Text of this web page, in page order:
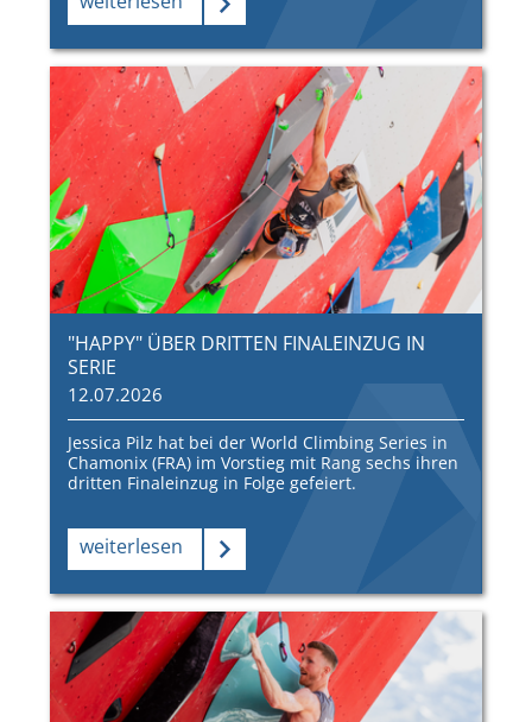
"HAPPY" ÜBER DRITTEN FINALEINZUG IN
SERIE
12.07.2026
Jessica Pilz hat bei der World Climbing Series in
Chamonix (FRA) im Vorstieg mit Rang sechs ihren
dritten Finaleinzug in Folge gefeiert.
weiterlesen